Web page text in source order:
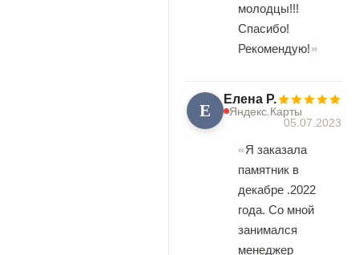
молодцы!!!
Спасибо!
Рекомендую!
Е Елена Р.
Яндекс.Карты
05.07.2023
Я заказала
памятник в
декабре .2022
года. Со мной
занимался
менеджер